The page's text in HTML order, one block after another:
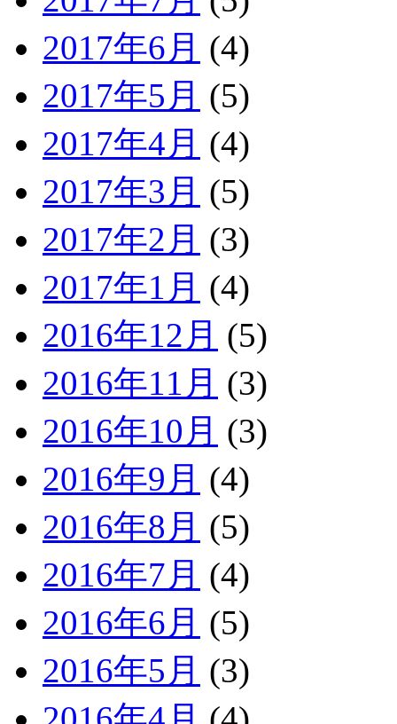
2017年6月 (4)
2017年5月 (5)
2017年4月 (4)
2017年3月 (5)
2017年2月 (3)
2017年1月 (4)
2016年12月 (5)
2016年11月 (3)
2016年10月 (3)
2016年9月 (4)
2016年8月 (5)
2016年7月 (4)
2016年6月 (5)
2016年5月 (3)